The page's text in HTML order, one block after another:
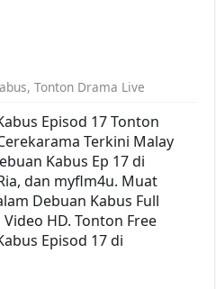
,Tonton Drama Live
Episod 17 Tonton
Terkini Malay
Kabus Ep 17 di
dan myflm4u. Muat
Debuan Kabus Full
HD. Tonton Free
Episod 17 di